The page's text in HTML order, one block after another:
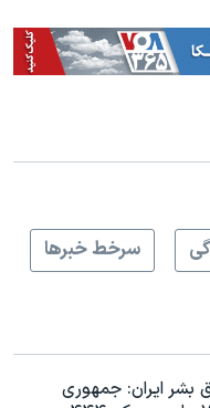
سرخط خبرها
بشر ایران: جمهوری